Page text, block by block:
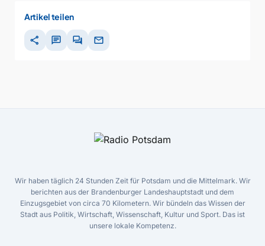
Artikel teilen
share chat forum mail
Wir haben täglich 24 Stunden Zeit für Potsdam und die Mittelmark. Wir
berichten aus der Brandenburger Landeshauptstadt und dem
Einzugsgebiet von circa 70 Kilometern. Wir bündeln das Wissen der
Stadt aus Politik, Wirtschaft, Wissenschaft, Kultur und Sport. Das ist
unsere lokale Kompetenz.